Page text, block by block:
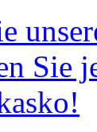
Sie